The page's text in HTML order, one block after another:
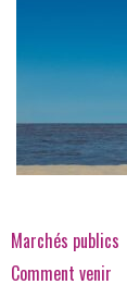
Marchés publics
Comment venir